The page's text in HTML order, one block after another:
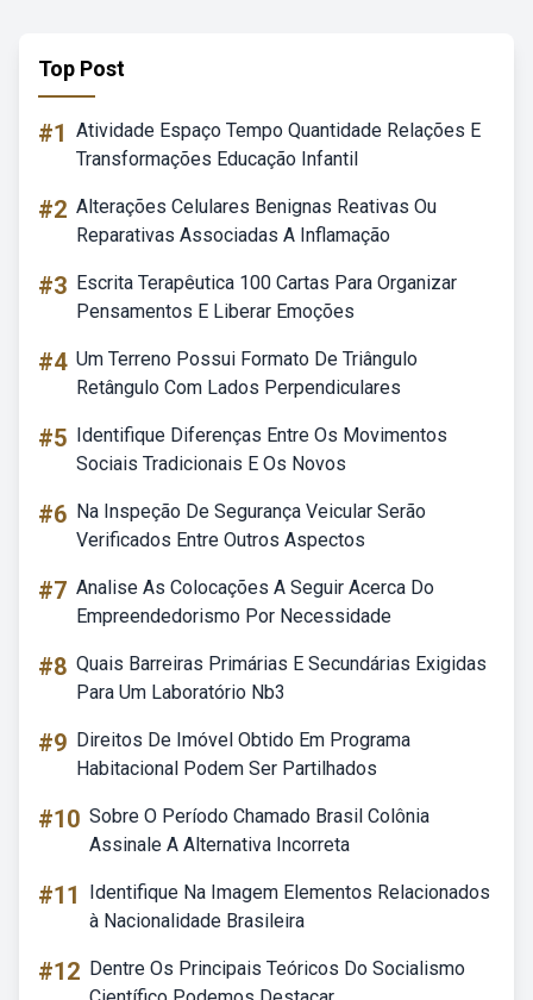
Top Post
#1 Atividade Espaço Tempo Quantidade Relações E
Transformações Educação Infantil
#2 Alterações Celulares Benignas Reativas Ou
Reparativas Associadas A Inflamação
#3 Escrita Terapêutica 100 Cartas Para Organizar
Pensamentos E Liberar Emoções
#4 Um Terreno Possui Formato De Triângulo
Retângulo Com Lados Perpendiculares
#5 Identifique Diferenças Entre Os Movimentos
Sociais Tradicionais E Os Novos
#6 Na Inspeção De Segurança Veicular Serão
Verificados Entre Outros Aspectos
#7 Analise As Colocações A Seguir Acerca Do
Empreendedorismo Por Necessidade
#8 Quais Barreiras Primárias E Secundárias Exigidas
Para Um Laboratório Nb3
#9 Direitos De Imóvel Obtido Em Programa
Habitacional Podem Ser Partilhados
#10 Sobre O Período Chamado Brasil Colônia
Assinale A Alternativa Incorreta
#11
Identifique Na Imagem Elementos Relacionados
à Nacionalidade Brasileira
#12 Dentre Os Principais Teóricos Do Socialismo